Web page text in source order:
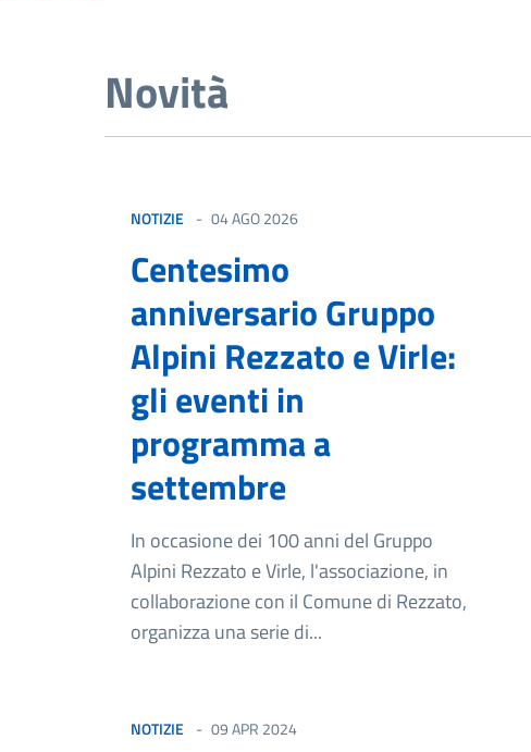
Novità
NOTIZIE 04 AGO 2026
Centesimo
anniversario Gruppo
Alpini Rezzato e Virle:
gli eventi in
programma a
settembre
In occasione dei 100 anni del Gruppo
Alpini Rezzato e Virle, l'associazione, in
collaborazione con il Comune di Rezzato,
organizza una serie di...
NOTIZIE 09 APR 2024